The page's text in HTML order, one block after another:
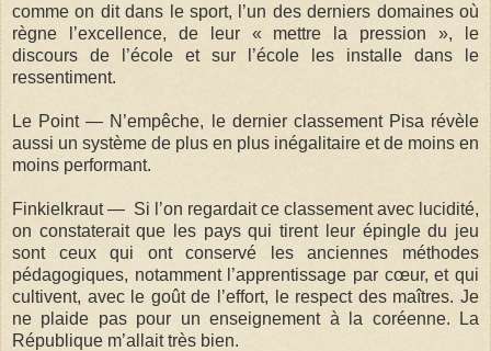
comme on dit dans le sport, l’un des derniers domaines où
règne l’excellence, de leur « mettre la pression », le
discours de l’école et sur l’école les installe dans le
ressentiment.
Le Point — N’empêche, le dernier classement Pisa révèle
aussi un système de plus en plus inégalitaire et de moins en
moins performant.
Finkielkraut — Si l’on regardait ce classement avec lucidité,
on constaterait que les pays qui tirent leur épingle du jeu
sont ceux qui ont conservé les anciennes méthodes
pédagogiques, notamment l’apprentissage par cœur, et qui
cultivent, avec le goût de l’effort, le respect des maîtres. Je
ne plaide pas pour un enseignement à la coréenne. La
République m’allait très bien.